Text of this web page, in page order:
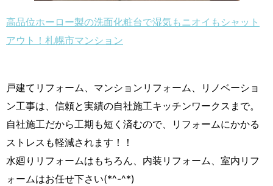
高品位ホーロー製の洗面化粧台で湿気もニオイもシャット
アウト！札幌市マンション
戸建てリフォーム、マンションリフォーム、リノベーショ
ン工事は、信頼と実績の自社施工キッチンワークスまで。
自社施工だから工期も短く済むので、リフォームにかかる
ストレスも軽減されます！！
水廻りリフォームはもちろん、内装リフォーム、室内リフ
ォームはお任せ下さい(*^-^*)